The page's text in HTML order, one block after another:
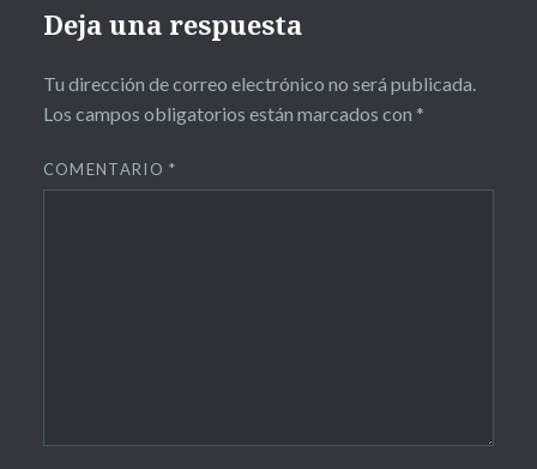
Deja una respuesta
Tu dirección de correo electrónico no será publicada.
Los campos obligatorios están marcados con *
COMENTARIO*